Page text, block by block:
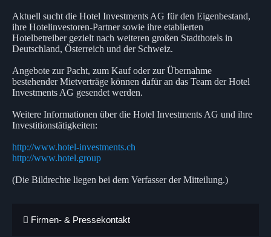
Aktuell sucht die Hotel Investments AG für den Eigenbestand,
ihre Hotelinvestoren-Partner sowie ihre etablierten
Hotelbetreiber gezielt nach weiteren großen Stadthotels in
Deutschland, Österreich und der Schweiz.
Angebote zur Pacht, zum Kauf oder zur Übernahme
bestehender Mietverträge können dafür an das Team der Hotel
Investments AG gesendet werden.
Weitere Informationen über die Hotel Investments AG und ihre
Investitionstätigkeiten:
http://www.hotel-investments.ch
http://www.hotel.group
(Die Bildrechte liegen bei dem Verfasser der Mitteilung.)
Firmen- & Pressekontakt